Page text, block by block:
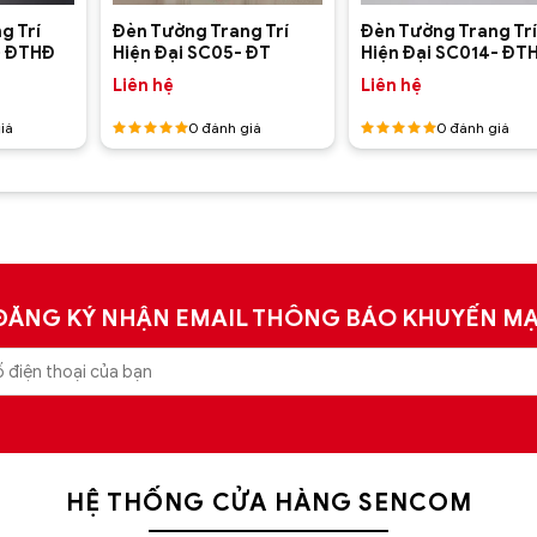
giá rẻ tốt nhất?
trínhập khẩu uy tín hàng đầu tại Hà Nội, Tp.HCM.
mẫu đèn chùm nhập khẩu chính hãng, giá rẻ tốt nhất
Sencom Việt Nam
Trí
ĐTHĐ
Đèn Tường Trang Trí
Hiện Đại SC05- ĐT
Liên hệ
Được
55 sao
0đánh giá
Đèn Tường Trang Trí
Hiện Đại SC014-
Liên hệ
Được
55 sao
0đánh giá
KÝ NHẬN EMAIL THÔNG BÁO KHUYẾN
HỆ THỐNG CỬA HÀNG SENCOM